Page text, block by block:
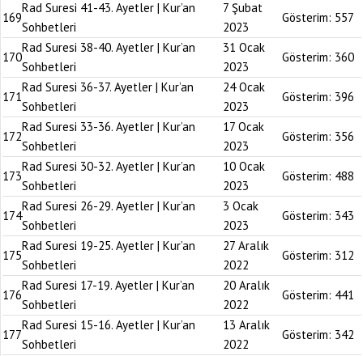
169
Rad Suresi 41-43. Ayetler | Kur’an
Sohbetleri
7 Şubat
2023
Gösterim: 557
170
Rad Suresi 38-40. Ayetler | Kur’an
Sohbetleri
31 Ocak
2023
Gösterim: 360
171
Rad Suresi 36-37. Ayetler | Kur’an
Sohbetleri
24 Ocak
2023
Gösterim: 396
172
Rad Suresi 33-36. Ayetler | Kur’an
Sohbetleri
17 Ocak
2023
Gösterim: 356
173
Rad Suresi 30-32. Ayetler | Kur’an
Sohbetleri
10 Ocak
2023
Gösterim: 488
174
Rad Suresi 26-29. Ayetler | Kur’an
Sohbetleri
3 Ocak
2023
Gösterim: 343
175
Rad Suresi 19-25. Ayetler | Kur’an
Sohbetleri
27 Aralık
2022
Gösterim: 312
176
Rad Suresi 17-19. Ayetler | Kur’an
Sohbetleri
20 Aralık
2022
Gösterim: 441
177
Rad Suresi 15-16. Ayetler | Kur’an
Sohbetleri
13 Aralık
2022
Gösterim: 342